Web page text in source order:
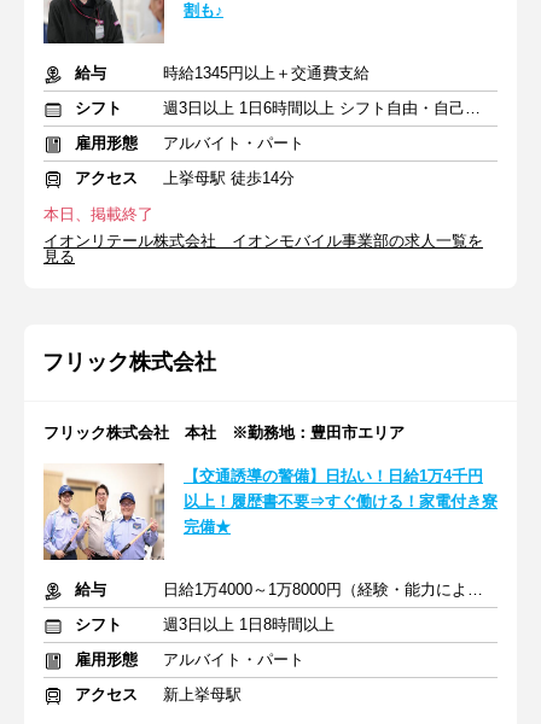
割も♪
給与
時給1345円以上＋交通費支給
シフト
週3日以上 1日6時間以上 シフト自由・自己申告
雇用形態
アルバイト・パート
アクセス
上挙母駅 徒歩14分
本日、掲載終了
イオンリテール株式会社 イオンモバイル事業部の求人一覧を
見る
フリック株式会社
フリック株式会社 本社 ※勤務地：豊田市エリア
【交通誘導の警備】日払い！日給1万4千円
以上！履歴書不要⇒すぐ働ける！家電付き寮
完備★
給与
日給1万4000～1万8000円（経験・能力による）
シフト
週3日以上 1日8時間以上
雇用形態
アルバイト・パート
アクセス
新上挙母駅